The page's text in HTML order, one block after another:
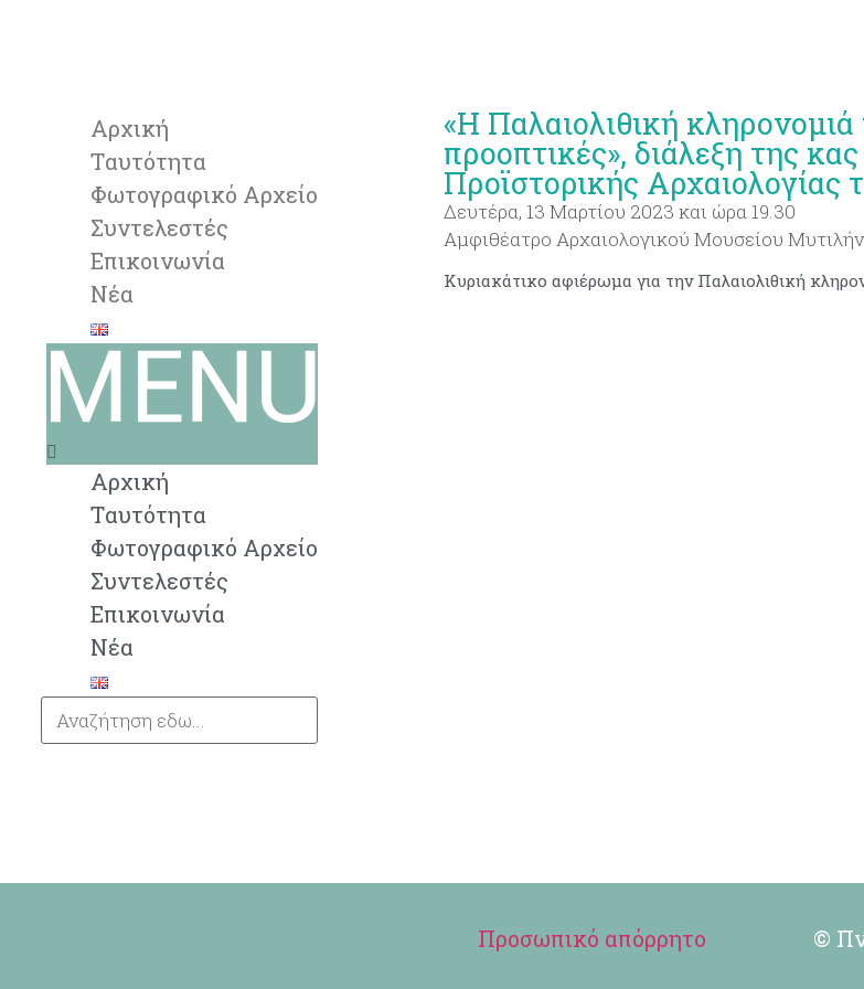
Αρχική
Tαυτότητα
Φωτογραφικό Αρχείο
Συντελεστές
Επικοινωνία
Νέα
Αρχική
Tαυτότητα
Φωτογραφικό Αρχείο
Συντελεστές
Επικοινωνία
Νέα
«Η Παλαιολιθική
προοπτικές», διάλεξη της
Προϊστορικής
Δευτέρα, 13 Μαρτίου 2023 και ώρα 19.30
Αμφιθέατρο Αρχαιολογικού Μουσείου
Προσωπικό απόρρητο ©